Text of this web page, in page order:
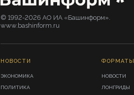
© 1992-2026 АО ИА «Башинформ».
www.bashinform.ru
НОВОСТИ
ЭКОНОМИКА
ПОЛИТИКА
ФОРМАТЫ
НОВОСТИ
ЛОНГРИДЫ